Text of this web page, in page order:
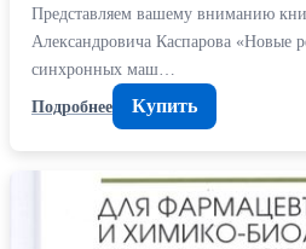
Представляем вашему вниманию
Александровича Каспарова «Новые
синхронных маш…
Подробнее
Купить